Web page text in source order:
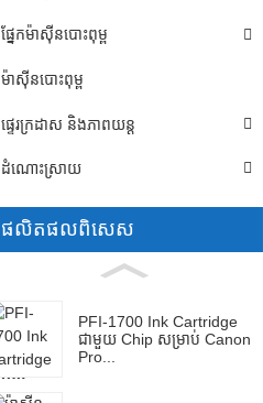
ផ្នែកម៉ាស៊ីនបោះពុម្ព
ម៉ាស៊ីនបោះពុម្ព
ផ្ទេរក្រដាស និងភាពយន្ត
ដំណោះស្រាយ
ផលិតផលពិសេស
PFI-1700 Ink Cartridge
ជាមួយ Chip សម្រាប់ Canon
Pro...